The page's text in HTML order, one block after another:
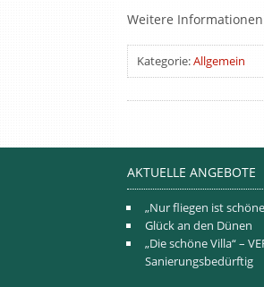
Weitere
Kategorie:Allgemein
AKTUELLE ANGEBOTE
„Nur fliegen ist
Glück an den Dünen
„Die schöne Villa“ –
Sanierungsbedürftig